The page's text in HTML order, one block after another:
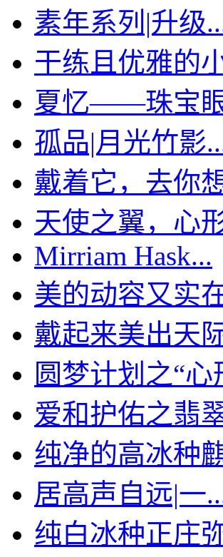
素年系列|升级
干练且优雅的
夏忆——珠宝
孤品|月光竹影
戴着它，去你
天使之翼，心
Mirriam Hask...
美的动容又实
戴起来美出天
圆梦计划之“
爱和护佑之翡
纯净的高冰种
居高声自远|一
纯白冰种正庄